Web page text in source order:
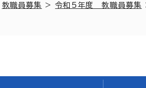
教職員募集 >令和5年度 教職員募集